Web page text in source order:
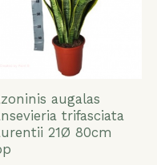
augalas
trifasciata
21Ø 80cm